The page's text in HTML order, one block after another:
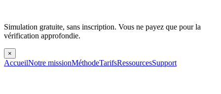
Simulation gratuite, sans inscription. Vous ne payez que pour la
vérification approfondie.
×
AccueilNotre missionMéthodeTarifsRessourcesSupport